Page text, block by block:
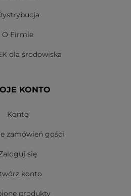
O Firmie
dla środowiska
KONTO
Konto
zamówień gości
się
konto
produkty